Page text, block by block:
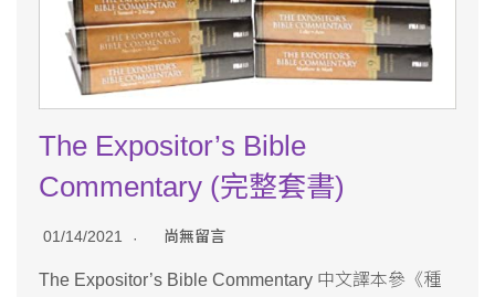
The Expositor’s Bible
Commentary (完整套書)
01/14/2021 尚無留言
The Expositor’s Bible Commentary 中文譯本參《種